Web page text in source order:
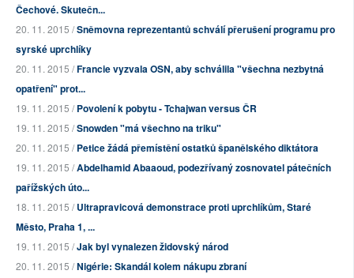
Čechové. Skutečn...
20. 11. 2015 /Sněmovna reprezentantů schválí přerušení programu pro
syrské uprchlíky
20. 11. 2015 /Francie vyzvala OSN, aby schválila "všechna nezbytná
opatření" prot...
19. 11. 2015 /Povolení k pobytu - Tchajwan versus ČR
19. 11. 2015 /Snowden "má všechno na triku"
20. 11. 2015 /Petice žádá přemístění ostatků španělského diktátora
19. 11. 2015 /Abdelhamid Abaaoud, podezřívaný zosnovatel pátečních
pařížských úto...
18. 11. 2015 /Ultrapravicová demonstrace proti uprchlíkům, Staré
Město, Praha 1, ...
19. 11. 2015 /Jak byl vynalezen židovský národ
20. 11. 2015 /Nigérie: Skandál kolem nákupu zbraní